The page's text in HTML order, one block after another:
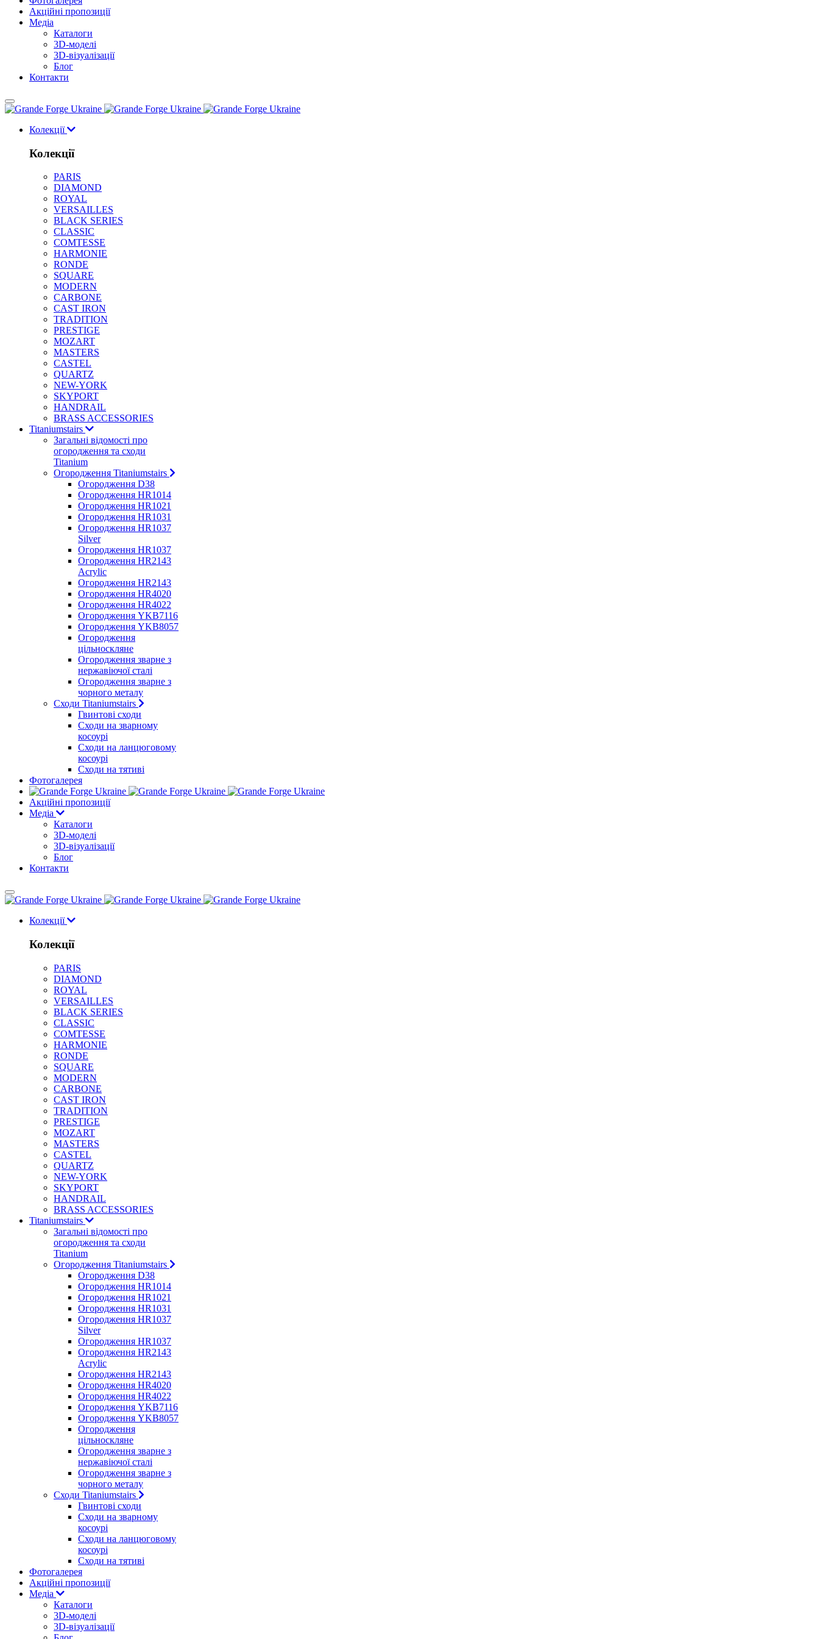
Акційні пропозиції
Медіа
Каталоги
3D-моделі
3D-візуалізації
Блог
Контакти
Колекції
Колекції
PARIS
DIAMOND
ROYAL
VERSAILLES
BLACK SERIES
CLASSIC
COMTESSE
HARMONIE
RONDE
SQUARE
MODERN
CARBONE
CAST IRON
TRADITION
PRESTIGE
MOZART
MASTERS
CASTEL
QUARTZ
NEW-YORK
SKYPORT
HANDRAIL
BRASS ACCESSORIES
Titaniumstairs
Загальні відомості про
огородження та сходи
Titanium
Огородження Titaniumstairs
Огородження D38
Огородження HR1014
Огородження HR1021
Огородження HR1031
Огородження HR1037
Silver
Огородження HR1037
Огородження HR2143
Acrylic
Огородження HR2143
Огородження HR4020
Огородження HR4022
Огородження YKB7116
Огородження YKB8057
Огородження
цільноскляне
Огородження зварне з
нержавіючої сталі
Огородження зварне з
чорного металу
Сходи Titaniumstairs
Гвинтові сходи
Cходи на зварному
косоурі
Сходи на ланцюговому
косоурі
Cходи на тятиві
Фотогалерея
Акційні пропозиції
Медіа
Каталоги
3D-моделі
3D-візуалізації
Блог
Контакти
Колекції
Колекції
PARIS
DIAMOND
ROYAL
VERSAILLES
BLACK SERIES
CLASSIC
COMTESSE
HARMONIE
RONDE
SQUARE
MODERN
CARBONE
CAST IRON
TRADITION
PRESTIGE
MOZART
MASTERS
CASTEL
QUARTZ
NEW-YORK
SKYPORT
HANDRAIL
BRASS ACCESSORIES
Titaniumstairs
Загальні відомості про
огородження та сходи
Titanium
Огородження Titaniumstairs
Огородження D38
Огородження HR1014
Огородження HR1021
Огородження HR1031
Огородження HR1037
Silver
Огородження HR1037
Огородження HR2143
Acrylic
Огородження HR2143
Огородження HR4020
Огородження HR4022
Огородження YKB7116
Огородження YKB8057
Огородження
цільноскляне
Огородження зварне з
нержавіючої сталі
Огородження зварне з
чорного металу
Сходи Titaniumstairs
Гвинтові сходи
Cходи на зварному
косоурі
Сходи на ланцюговому
косоурі
Cходи на тятиві
Фотогалерея
Акційні пропозиції
Медіа
Каталоги
3D-моделі
3D-візуалізації